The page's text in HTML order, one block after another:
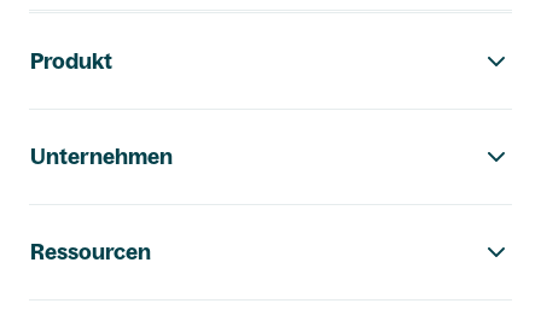
Produkt
Unternehmen
Ressourcen